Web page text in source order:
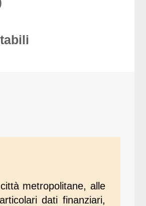
metropolitane, alle
dati finanziari,